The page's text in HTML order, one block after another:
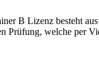
B Lizenz besteht
Prüfung, welche per